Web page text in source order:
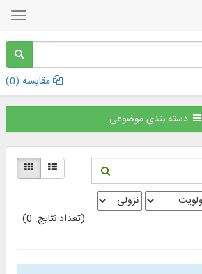
مقایسه (0
)
دسته بندی موضوعی
(تعداد نتایج: 0)